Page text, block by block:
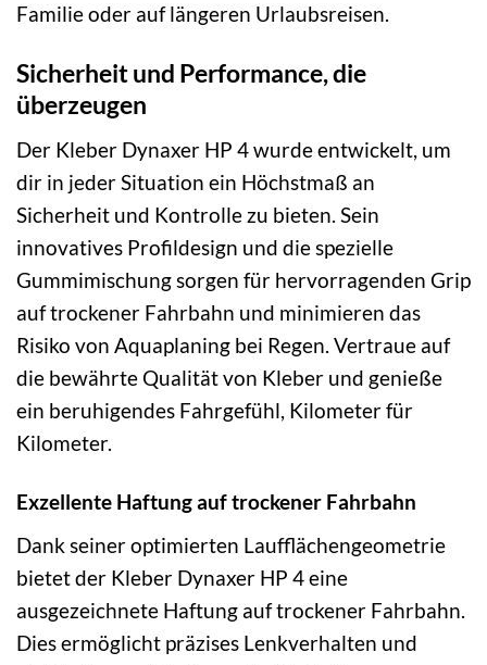
Familie oder auf längeren Urlaubsreisen.
Sicherheit und Performance, die
überzeugen
Der Kleber Dynaxer HP 4 wurde entwickelt, um
dir in jeder Situation ein Höchstmaß an
Sicherheit und Kontrolle zu bieten. Sein
innovatives Profildesign und die spezielle
Gummimischung sorgen für hervorragenden Grip
auf trockener Fahrbahn und minimieren das
Risiko von Aquaplaning bei Regen. Vertraue auf
die bewährte Qualität von Kleber und genieße
ein beruhigendes Fahrgefühl, Kilometer für
Kilometer.
Exzellente Haftung auf trockener Fahrbahn
Dank seiner optimierten Laufflächengeometrie
bietet der Kleber Dynaxer HP 4 eine
ausgezeichnete Haftung auf trockener Fahrbahn.
Dies ermöglicht präzises Lenkverhalten und